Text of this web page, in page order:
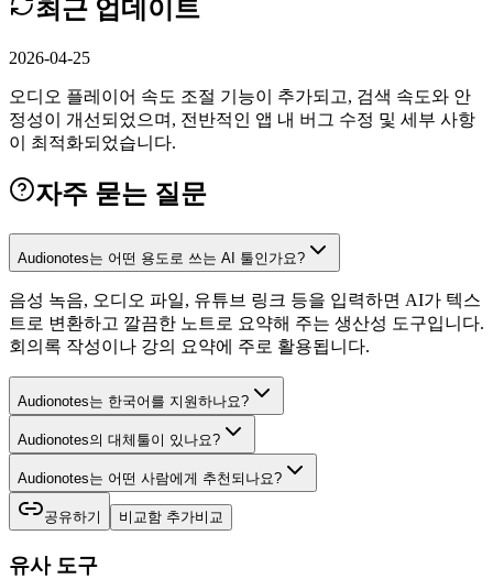
최근 업데이트
2026-04-25
오디오 플레이어 속도 조절 기능이 추가되고, 검색 속도와 안
정성이 개선되었으며, 전반적인 앱 내 버그 수정 및 세부 사항
이 최적화되었습니다.
자주 묻는 질문
Audionotes는 어떤 용도로 쓰는 AI 툴인가요?
음성 녹음, 오디오 파일, 유튜브 링크 등을 입력하면 AI가 텍스
트로 변환하고 깔끔한 노트로 요약해 주는 생산성 도구입니다.
회의록 작성이나 강의 요약에 주로 활용됩니다.
Audionotes는 한국어를 지원하나요?
Audionotes의 대체툴이 있나요?
Audionotes는 어떤 사람에게 추천되나요?
공유하기 비교함 추가비교
유사 도구